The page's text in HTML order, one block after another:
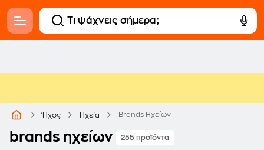
Ήχος Ηχεία Brands Ηχείων
brands ηχείων 255 προϊόντα